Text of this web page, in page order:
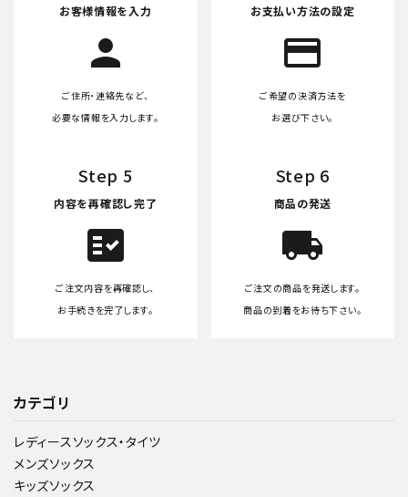
お客様情報を入力
person
ご住所・連絡先など、
必要な情報を入力します。
お支払い方法の設定
credit_card
ご希望の決済方法を
お選び下さい。
Step 5
内容を再確認し完了
fact_check
ご注文内容を再確認し、
お手続きを完了します。
Step 6
商品の発送
local_shipping
ご注文の商品を発送します。
商品の到着をお待ち下さい。
カテゴリ
レディースソックス・タイツ
メンズソックス
キッズソックス